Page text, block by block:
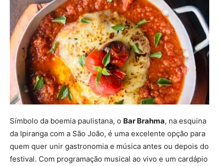
Símbolo da boemia paulistana, o Bar Brahma, na esquina
da Ipiranga com a São João, é uma excelente opção para
quem quer unir gastronomia e música antes ou depois do
festival. Com programação musical ao vivo e um cardápio